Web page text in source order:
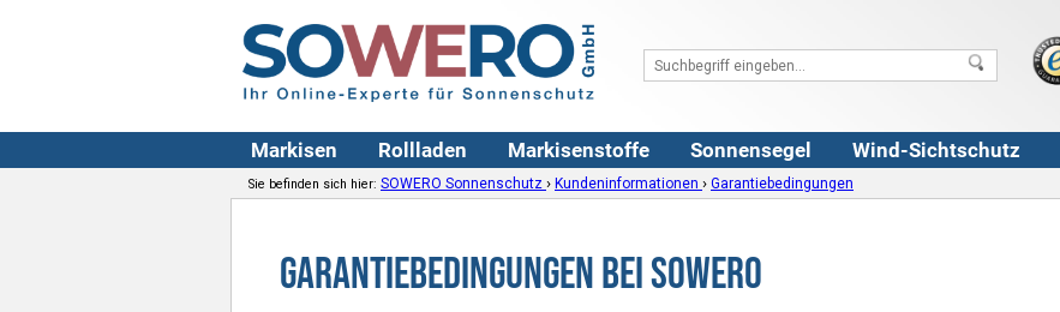
Markisen Rollladen Markisenstoffe Sonnensegel Wind-Sichtschutz
Sie befinden sich hier: SOWERO Sonnenschutz › Kundeninformationen › Garantiebedingungen
Garantiebedingungen bei SOWERO